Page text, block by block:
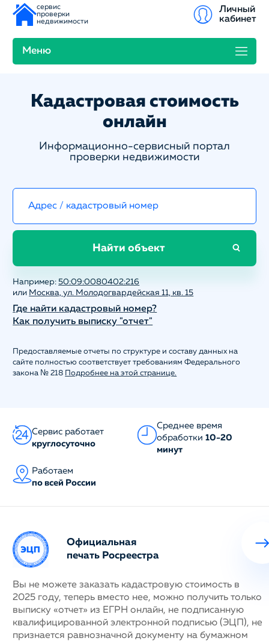
сервис
проверки
недвижимости
Меню
Личный
кабинет
Кадастровая стоимость
онлайн
Информационно-сервисный портал
проверки недвижимости
Найти объект
Например:50:09:0080402:216
или Москва, ул. Молодогвардейская 11, кв. 15
Где найти кадастровый номер?
Как получить выписку "отчет"
Предоставляемые отчеты по структуре и составу данных на
сайте полностью соответствует требованиям Федерального
закона № 218 Подробнее на этой странице.
Сервис работает
круглосуточно
Среднее время
обработки 10-20
минут
Работаем
по всей России
Официальная
печать Росреестра
Вы не можете заказать кадастровую стоимость в
2025 году, теперь вместо нее, можно получить только
выписку «отчет» из ЕГРН онлайн, не подписанную
квалифицированной электронной подписью (ЭЦП), не
признается равнозначной документу на бумажном